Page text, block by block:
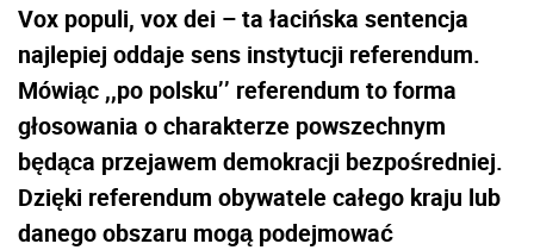
Vox populi, vox dei – ta łacińska sentencja
najlepiej oddaje sens instytucji referendum.
Mówiąc ,,po polsku’’ referendum to forma
głosowania o charakterze powszechnym
będąca przejawem demokracji bezpośredniej.
Dzięki referendum obywatele całego kraju lub
danego obszaru mogą podejmować